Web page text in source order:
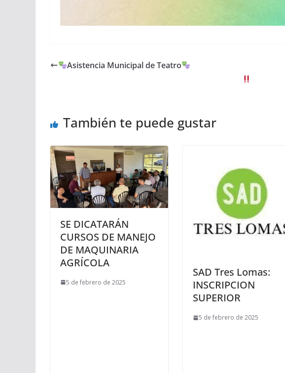
Asistencia Municipal de Teatro
También te puede gustar
SE DICATARÁN
CURSOS DE MANEJO
DE MAQUINARIA
AGRÍCOLA
5 de febrero de 2025
SAD Tres Lomas:
INSCRIPCION
SUPERIOR
5 de febrero de 2025